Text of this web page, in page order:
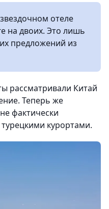
отеле
на двоих. Это лишь
предложений из
рассматривали Китай
Теперь же
фактически
курортами.